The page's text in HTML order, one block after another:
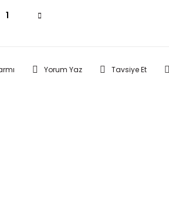
Yorum Yaz Tavsiye Et